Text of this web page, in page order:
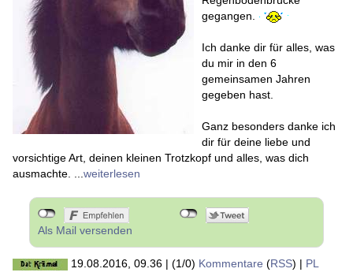
Regenbodenbrücke
gegangen.
Ich danke dir für alles, was
du mir in den 6
gemeinsamen Jahren
gegeben hast.
Ganz besonders danke ich
dir für deine liebe und
vorsichtige Art, deinen kleinen Trotzkopf und alles, was dich
ausmachte. ...weiterlesen
Als Mail versenden
19.08.2016, 09.36 | (1/0) Kommentare (RSS) | PL